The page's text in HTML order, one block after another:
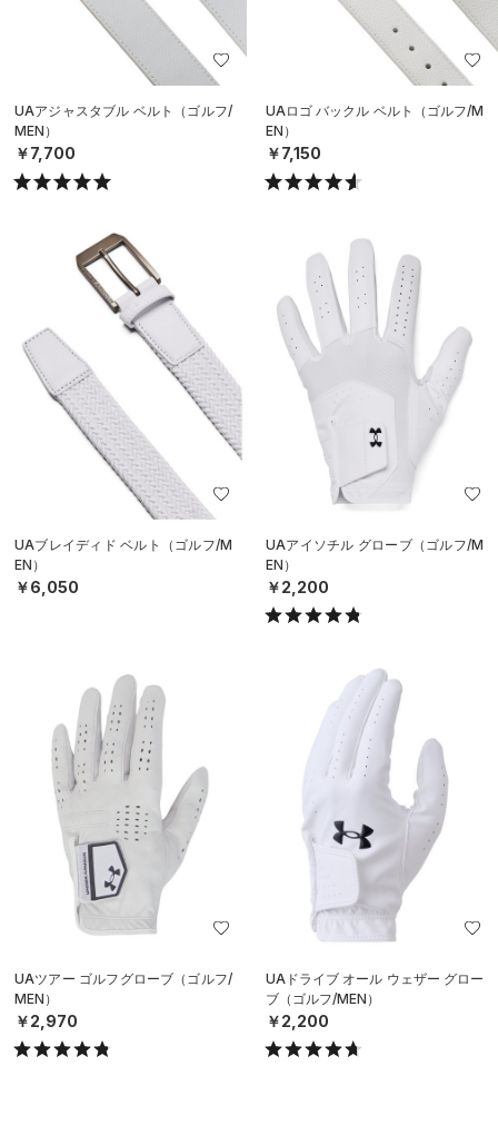
UAアジャスタブル ベルト（ゴルフ/
MEN）
￥7,700
UAロゴ バックル ベルト（ゴルフ/M
EN）
￥7,150
UAブレイディド ベルト（ゴルフ/M
EN）
￥6,050
UAアイソチル グローブ（ゴルフ/M
EN）
￥2,200
UAツアー ゴルフグローブ（ゴルフ/
MEN）
￥2,970
UAドライブ オール ウェザー グロー
ブ（ゴルフ/MEN）
￥2,200